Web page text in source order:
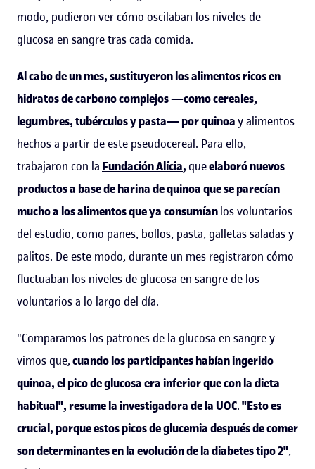
modo, pudieron ver cómo oscilaban los niveles de
glucosa en sangre tras cada comida.
Al cabo de un mes, sustituyeron los alimentos ricos en
hidratos de carbono complejos —como cereales,
legumbres, tubérculos y pasta— por quinoay alimentos
hechos a partir de este pseudocereal. Para ello,
trabajaron con la Fundación Alícia, queelaboró nuevos
productos a base de harina de quinoa que se parecían
mucho a los alimentos que ya consumíanlos voluntarios
del estudio, como panes, bollos, pasta, galletas saladas y
palitos. De este modo, durante un mes registraron cómo
fluctuaban los niveles de glucosa en sangre de los
voluntarios a lo largo del día.
"Comparamos los patrones de la glucosa en sangre y
vimos que,cuando los participantes habían ingerido
quinoa, el pico de glucosa era inferior que con la dieta
habitual", resume la investigadora de la UOC."Esto es
crucial, porque estos picos de glucemia después de comer
son determinantes en la evolución de la diabetes tipo 2",